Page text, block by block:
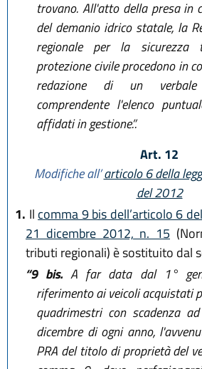
trovano. All'atto della presa in
del demanio idrico statale, la
regionale per la
protezione civile procedono in
redazione di un
comprendente l'elenco
affidati in gestione.”.
Art. 12
Modifiche all’articolo 6 della
del 2012
1. Il comma 9 bis dell’articolo 6
21 dicembre 2012, n. 15
tributi regionali) è sostituito dal
“9 bis.A far data dal 1°
riferimento ai veicoli acquistati
quadrimestri con scadenza
dicembre di ogni anno,
PRA del titolo di proprietà del